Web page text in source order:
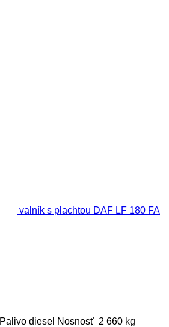
valník s plachtou DAF LF 180 FA
Palivo diesel Nosnosť 2 660 kg